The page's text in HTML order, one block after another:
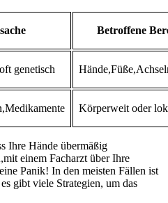
Betroffene
genetisch
Körperweit ​oder
Ihre Hände übermäßig
‍einem Facharzt über‍ Ihre
Panik! In ‌den meisten Fällen ‌ist
gibt viele Strategien, um das